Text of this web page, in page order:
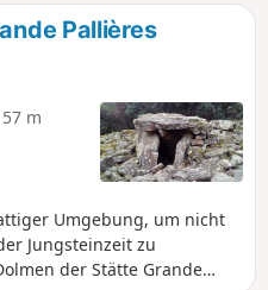
gesamte
Pallières
m
Umgebung, um nicht
Jungsteinzeit zu
der Stätte Grande